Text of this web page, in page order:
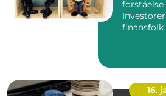
forståelse
finansfolk ? En
16.